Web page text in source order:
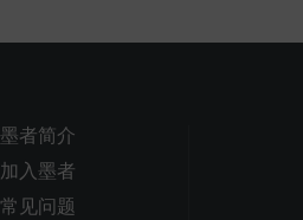
墨者简介
加入墨者
常见问题